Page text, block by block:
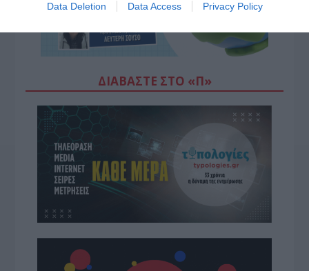
Data Deletion Data Access Privacy Policy
ΔΙΑΒΆΣΤΕ ΣΤΟ «Π»